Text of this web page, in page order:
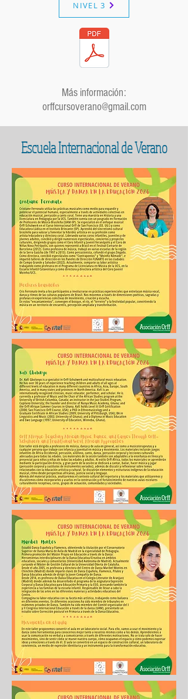
NIVEL 3
Más información:
orffcursoverano@gmail.com
Escuela Internacional de Verano